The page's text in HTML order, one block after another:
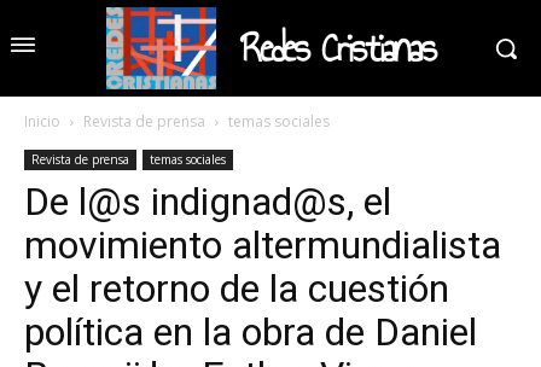
Redes Cristianas
Inicio Revista de prensa temas sociales
Revista de prensa temas sociales
De l@s indignad@s, el
movimiento altermundialista
y el retorno de la cuestión
política en la obra de Daniel